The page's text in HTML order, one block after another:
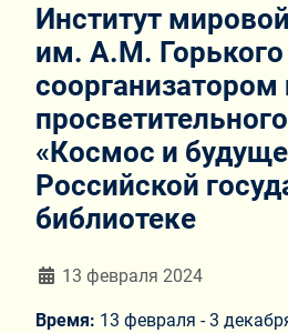
Институт
им. А.М.
соорганизатором
«Космос и
Российской
библиотеке
Информация о материале
13 февраля 2024
Время: 13 февраля - 3